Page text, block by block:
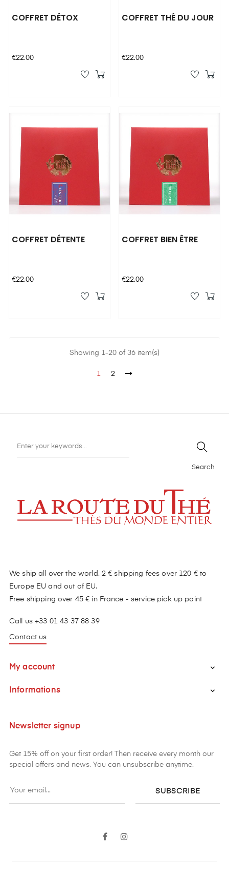
COFFRET DÉTOX
Price
€22.00
COFFRET THÉ DU JOUR
Price
€22.00
COFFRET DÉTENTE
Price
€22.00
COFFRET BIEN ÊTRE
Price
€22.00
Showing 1-20 of 36 item(s)
1 2
Search
We ship all over the world. 2 € shipping fees over 120 € to
Europe EU and out of EU.
Free shipping over 45 € in France - service pick up point
Call us +33 01 43 37 88 39
Contact us
My account 
Informations 
Newsletter signup
Get 15% off on your first order! Then receive every month our
special offers and news. You can unsubscribe anytime.
SUBSCRIBE
Facebook